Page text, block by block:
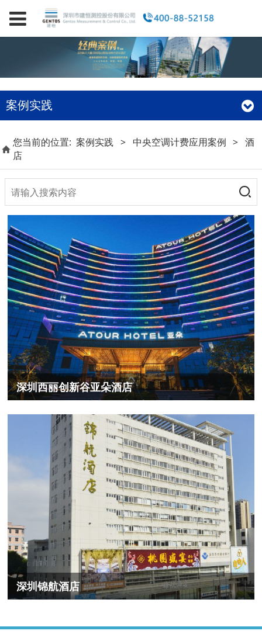
案例实践
您当前的位置: 案例实践 > 中央空调计费应用案例 > 酒
店
深圳西丽创新谷亚朵酒店
深圳锦航酒店